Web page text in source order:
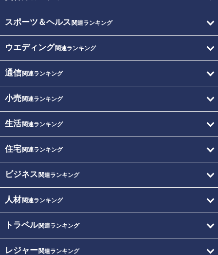
スポーツ＆ヘルス 関連ランキング
ウエディング関連ランキング
通信関連ランキング
小売関連ランキング
生活関連ランキング
住宅関連ランキング
ビジネス 関連ランキング
人材関連ランキング
トラベル関連ランキング
レジャー関連ランキング